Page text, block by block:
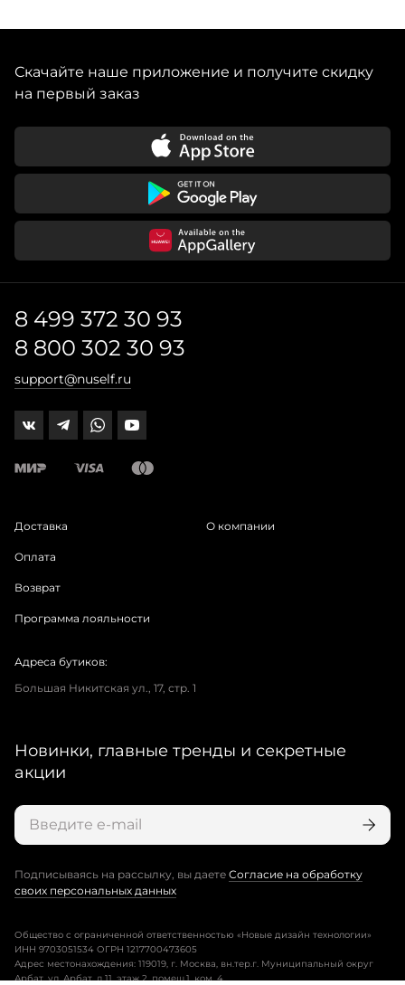
Скачайте наше приложение и получите скидку
на первый заказ
8 499 372 30 93
8 800 302 30 93
support@nuself.ru
Доставка
Оплата
Возврат
Программа лояльности
О компании
Адреса бутиков:
Большая Никитская ул., 17, стр. 1
Новинки, главные тренды и секретные
акции
Подписываясь на рассылку, вы даете Согласие на обработку
своих персональных данных
Общество с ограниченной ответственностью «Новые дизайн технологии»
ИНН 9703051534 ОГРН 1217700473605
Адрес местонахождения: 119019, г. Москва, вн.тер.г. Муниципальный округ
Арбат, ул. Арбат, д.11, этаж 2, помещ.1, ком. 4.